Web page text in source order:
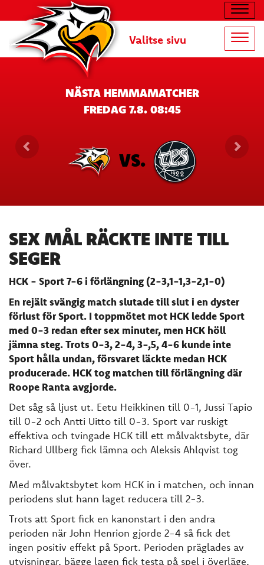
Valitse sivu
NÄSTA HEMMAMATCHER
FREDAG 7.8. 08:45
VS.
SEX MÅL RÄCKTE INTE TILL
SEGER
HCK - Sport 7-6 i förlängning (2-3,1-1,3-2,1-0)
En rejält svängig match slutade till slut i en dyster
förlust för Sport. I toppmötet mot HCK ledde Sport
med 0-3 redan efter sex minuter, men HCK höll
jämna steg. Trots 0-3, 2-4, 3-,5, 4-6 kunde inte
Sport hålla undan, försvaret läckte medan HCK
producerade. HCK tog matchen till förlängning där
Roope Ranta avgjorde.
Det såg så ljust ut. Eetu Heikkinen till 0-1, Jussi Tapio
till 0-2 och Antti Uitto till 0-3. Sport var ruskigt
effektiva och tvingade HCK till ett målvaktsbyte, där
Richard Ullberg fick lämna och Aleksis Ahlqvist tog
över.
Med målvaktsbytet kom HCK in i matchen, och innan
periodens slut hann laget reducera till 2-3.
Trots att Sport fick en kanonstart i den andra
perioden när John Henrion gjorde 2-4 så fick det
ingen positiv effekt på Sport. Perioden präglades av
utvisningar, bägge lagen fick testa på spel i överläge,